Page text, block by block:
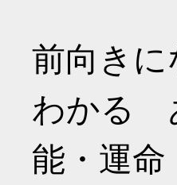
前向き
わかる
能・運